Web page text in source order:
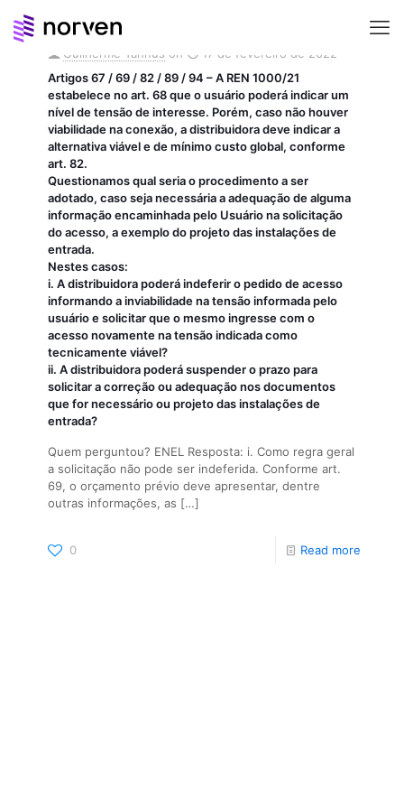
Guilherme Tannus on
17 de fevereiro de 2022
Artigos 67 / 69 / 82 / 89 / 94 – A REN 1000/21
estabelece no art. 68 que o usuário poderá indicar um
nível de tensão de interesse. Porém, caso não houver
viabilidade na conexão, a distribuidora deve indicar a
alternativa viável e de mínimo custo global, conforme
art. 82.
Questionamos qual seria o procedimento a ser
adotado, caso seja necessária a adequação de alguma
informação encaminhada pelo Usuário na solicitação
do acesso, a exemplo do projeto das instalações de
entrada.
Nestes casos:
i. A distribuidora poderá indeferir o pedido de acesso
informando a inviabilidade na tensão informada pelo
usuário e solicitar que o mesmo ingresse com o
acesso novamente na tensão indicada como
tecnicamente viável?
ii. A distribuidora poderá suspender o prazo para
solicitar a correção ou adequação nos documentos
que for necessário ou projeto das instalações de
entrada?
Quem perguntou? ENEL Resposta: i. Como regra geral
a solicitação não pode ser indeferida. Conforme art.
69, o orçamento prévio deve apresentar, dentre
outras informações, as […]
0 Read more